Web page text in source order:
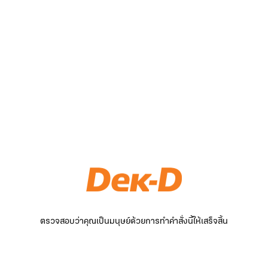
ตรวจสอบว่าคุณเป็นมนุษย์ด้วยการทำคำสั่งนี้ให้เสร็จสิ้น